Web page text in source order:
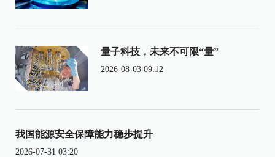
量子科技，未来不可限“量”
2026-08-03 09:12
我国能源安全保障能力稳步提升
2026-07-31 03:20